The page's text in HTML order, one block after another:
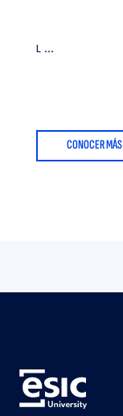
L ...
CONOCER MÁS